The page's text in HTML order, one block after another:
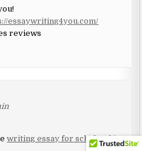
essaywriting4you.com/
reviews
writing essay for scholarship